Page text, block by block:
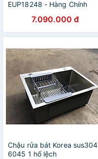
EUP18248 - Hàng Chính
7.090.000 đ
Chậu rửa bát Korea sus304
6045 1 hố lệch